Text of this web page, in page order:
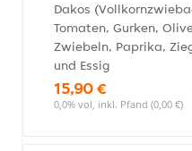
Dakos
Tomaten, Gurken,
Zwiebeln, Paprika,
und Essig
15,90 €
0,0% vol, inkl. Pfand (0,00 €)